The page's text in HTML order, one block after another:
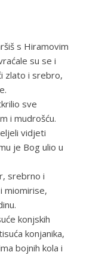
s Hiramovim
su se i
zlato i srebro,
sve
i mudrošću.
vidjeti
je Bog ulio u
srebrno i
miomirise,
konjskih
konjanika,
bojnih kola i